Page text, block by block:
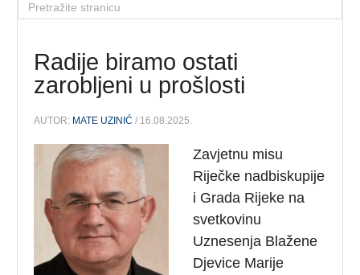
Radije biramo ostati
zarobljeni u prošlosti
AUTOR: MATE UZINIĆ / 16.08.2025.
Zavjetnu misu
Riječke nadbiskupije
i Grada Rijeke na
svetkovinu
Uznesenja Blažene
Djevice Marije